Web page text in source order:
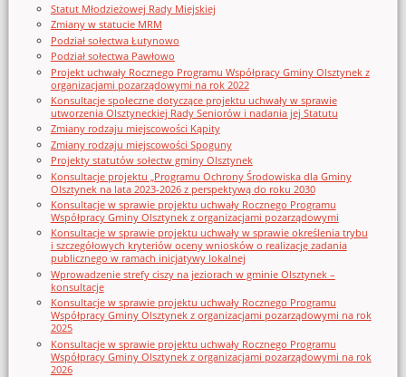
Statut Młodzieżowej Rady Miejskiej
Zmiany w statucie MRM
Podział sołectwa Łutynowo
Podział sołectwa Pawłowo
Projekt uchwały Rocznego Programu Współpracy Gminy Olsztynek z
organizacjami pozarządowymi na rok 2022
Konsultacje społeczne dotyczące projektu uchwały w sprawie
utworzenia Olsztyneckiej Rady Seniorów i nadania jej Statutu
Zmiany rodzaju miejscowości Kąpity
Zmiany rodzaju miejscowości Spoguny
Projekty statutów sołectw gminy Olsztynek
Konsultacje projektu „Programu Ochrony Środowiska dla Gminy
Olsztynek na lata 2023-2026 z perspektywą do roku 2030
Konsultacje w sprawie projektu uchwały Rocznego Programu
Współpracy Gminy Olsztynek z organizacjami pozarządowymi
Konsultacje w sprawie projektu uchwały w sprawie określenia trybu
i szczegółowych kryteriów oceny wniosków o realizację zadania
publicznego w ramach inicjatywy lokalnej
Wprowadzenie strefy ciszy na jeziorach w gminie Olsztynek –
konsultacje
Konsultacje w sprawie projektu uchwały Rocznego Programu
Współpracy Gminy Olsztynek z organizacjami pozarządowymi na rok
2025
Konsultacje w sprawie projektu uchwały Rocznego Programu
Współpracy Gminy Olsztynek z organizacjami pozarządowymi na rok
2026